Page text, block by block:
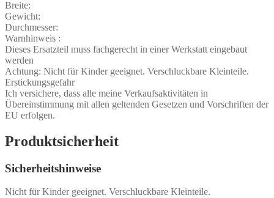
Breite:
Gewicht:
Durchmesser:
Warnhinweis :
Dieses Ersatzteil muss fachgerecht in einer Werkstatt eingebaut
werden
Achtung: Nicht für Kinder geeignet. Verschluckbare Kleinteile.
Erstickungsgefahr
Ich versichere, dass alle meine Verkaufsaktivitäten in
Übereinstimmung mit allen geltenden Gesetzen und Vorschriften der
EU erfolgen.
Produktsicherheit
Sicherheitshinweise
Nicht für Kinder geeignet. Verschluckbare Kleinteile.